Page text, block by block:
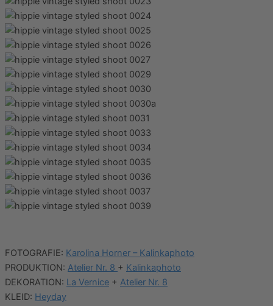
FOTOGRAFIE: Karolina Horner – Kalinkaphoto
PRODUKTION: Atelier Nr. 8 + Kalinkaphoto
DEKORATION: La Vernice + Atelier Nr. 8
KLEID: Heyday